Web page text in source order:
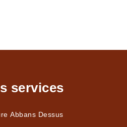
services
Abbans Dessus